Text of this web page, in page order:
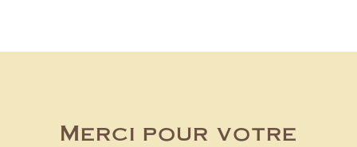
Merci pour votre